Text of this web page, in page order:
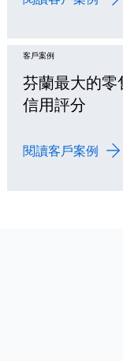
客戶案例
芬蘭最大的零
信用評分
閱讀客戶案例